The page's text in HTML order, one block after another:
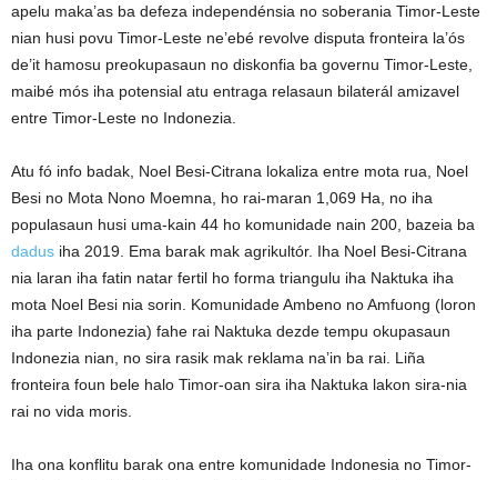
apelu maka’as ba defeza independénsia no soberania Timor-Leste
nian husi povu Timor-Leste ne’ebé revolve disputa fronteira la’ós
de’it hamosu preokupasaun no diskonfia ba governu Timor-Leste,
maibé mós iha potensial atu entraga relasaun bilaterál amizavel
entre Timor-Leste no Indonezia.
Atu fó info badak, Noel Besi-Citrana lokaliza entre mota rua, Noel
Besi no Mota Nono Moemna, ho rai-maran 1,069 Ha, no iha
populasaun husi uma-kain 44 ho komunidade nain 200, bazeia ba
dadus iha 2019. Ema barak mak agrikultór. Iha Noel Besi-Citrana
nia laran iha fatin natar fertil ho forma triangulu iha Naktuka iha
mota Noel Besi nia sorin. Komunidade Ambeno no Amfuong (loron
iha parte Indonezia) fahe rai Naktuka dezde tempu okupasaun
Indonezia nian, no sira rasik mak reklama na’in ba rai. Liña
fronteira foun bele halo Timor-oan sira iha Naktuka lakon sira-nia
rai no vida moris.
Iha ona konflitu barak ona entre komunidade Indonesia no Timor-